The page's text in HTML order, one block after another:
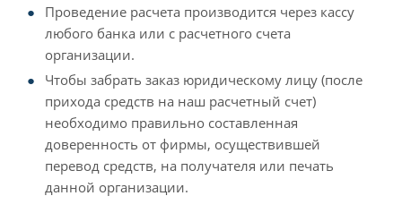
Проведение расчета производится через кассу
любого банка или с расчетного счета
организации.
Чтобы забрать заказ юридическому лицу (после
прихода средств на наш расчетный счет)
необходимо правильно составленная
доверенность от фирмы, осуществившей
перевод средств, на получателя или печать
данной организации.